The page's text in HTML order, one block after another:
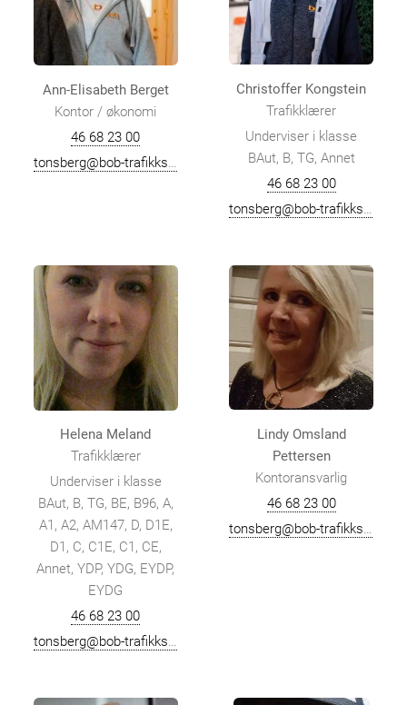
Ann-Elisabeth Berget
Kontor / økonomi
46 68 23 00
tonsberg@bob-trafikkskole.no
Christoffer Kongstein
Trafikklærer
Underviser i klasse
BAut, B, TG, Annet
46 68 23 00
tonsberg@bob-trafikkskole.no
Helena Meland
Trafikklærer
Underviser i klasse
BAut, B, TG, BE, B96, A,
A1, A2, AM147, D, D1E,
D1, C, C1E, C1, CE,
Annet, YDP, YDG, EYDP,
EYDG
46 68 23 00
tonsberg@bob-trafikkskole.no
Lindy Omsland
Pettersen
Kontoransvarlig
46 68 23 00
tonsberg@bob-trafikkskole.no